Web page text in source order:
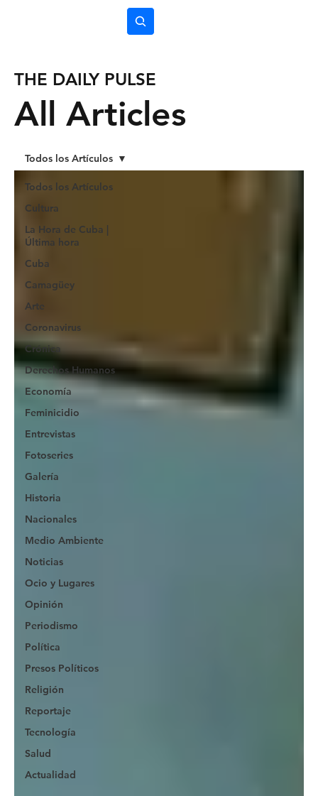
All Articles
THE DAILY PULSE
Todos los Artículos
Cultura
La Hora de Cuba |
Última hora
Cuba
Camagüey
Arte
Coronavirus
Crónica
Derechos Humanos
Economía
Feminicidio
Entrevistas
Fotoseries
Galería
Historia
Nacionales
Medio Ambiente
Noticias
Ocio y Lugares
Opinión
Periodismo
Política
Presos Políticos
Religión
Reportaje
Tecnología
Salud
Actualidad
Todos los Artículos